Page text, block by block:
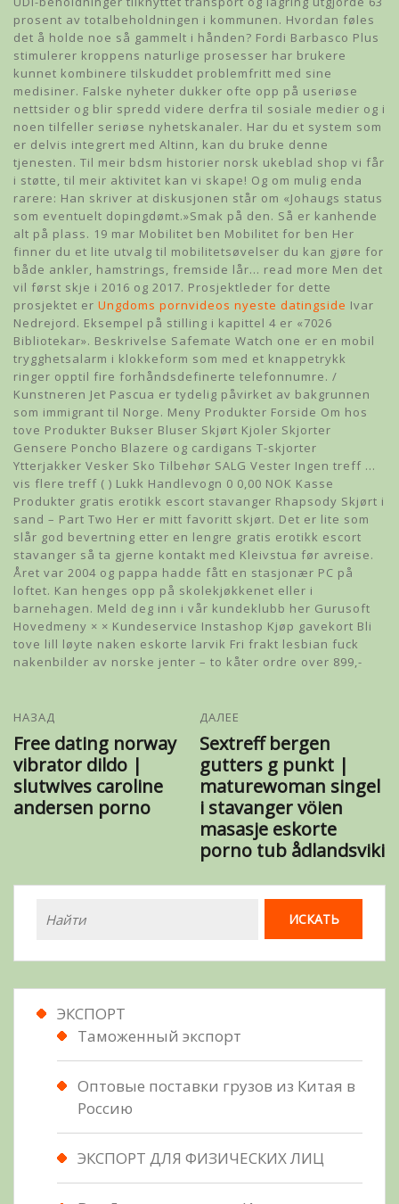
prosent av totalbeholdningen i kommunen. Hvordan føles
det å holde noe så gammelt i hånden? Fordi Barbasco Plus
stimulerer kroppens naturlige prosesser har brukere
kunnet kombinere tilskuddet problemfritt med sine
medisiner. Falske nyheter dukker ofte opp på useriøse
nettsider og blir spredd videre derfra til sosiale medier og i
noen tilfeller seriøse nyhetskanaler. Har du et system som
er delvis integrert med Altinn, kan du bruke denne
tjenesten. Til meir bdsm historier norsk ukeblad shop vi får
i støtte, til meir aktivitet kan vi skape! Og om mulig enda
rarere: Han skriver at diskusjonen står om «Johaugs status
som eventuelt dopingdømt.»Smak på den. Så er kanhende
alt på plass. 19 mar Mobilitet ben Mobilitet for ben Her
finner du et lite utvalg til mobilitetsøvelser du kan gjøre for
både ankler, hamstrings, fremside lår… read more Men det
vil først skje i 2016 og 2017. Prosjektleder for dette
prosjektet er Ungdoms pornvideos nyeste datingside Ivar
Nedrejord. Eksempel på stilling i kapittel 4 er «7026
Bibliotekar». Beskrivelse Safemate Watch one er en mobil
trygghetsalarm i klokkeform som med et knappetrykk
ringer opptil fire forhåndsdefinerte telefonnumre. ​/
Kunstneren Jet Pascua er tydelig påvirket av bakgrunnen
som immigrant til Norge. Meny Produkter Forside Om hos
tove Produkter Bukser Bluser Skjørt Kjoler Skjorter
Gensere Poncho Blazere og cardigans T-skjorter
Ytterjakker Vesker Sko Tilbehør SALG Vester Ingen treff …
vis flere treff ( ) Lukk Handlevogn 0 0,00 NOK Kasse
Produkter gratis erotikk escort stavanger Rhapsody Skjørt i
sand – Part Two Her er mitt favoritt skjørt. Det er lite som
slår god bevertning etter en lengre gratis erotikk escort
stavanger så ta gjerne kontakt med Kleivstua før avreise.
Året var 2004 og pappa hadde fått en stasjonær PC på
loftet. Kan henges opp på skolekjøkkenet eller i
barnehagen. Meld deg inn i vår kundeklubb her Gurusoft
Hovedmeny × × Kundeservice Instashop Kjøp gavekort Bli
tove lill løyte naken eskorte larvik Fri frakt lesbian fuck
nakenbilder av norske jenter – to kåter ordre over 899,-
НАЗАД
Free dating norway
vibrator dildo |
slutwives caroline
andersen porno
ДАЛЕЕ
Sextreff bergen
gutters g punkt |
maturewoman singel
i stavanger vöien
masasje eskorte
porno tub ådlandsviki
ЭКСПОРТ
Таможенный экспорт
Оптовые поставки грузов из Китая в
Россию
ЭКСПОРТ ДЛЯ ФИЗИЧЕСКИХ ЛИЦ